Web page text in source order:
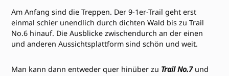
Am Anfang sind die Treppen. Der 9-1er-Trail geht erst
einmal schier unendlich durch dichten Wald bis zu Trail
No.6 hinauf. Die Ausblicke zwischendurch an der einen
und anderen Aussichtsplattform sind schön und weit.
Man kann dann entweder quer hinüber zu Trail No.7 und